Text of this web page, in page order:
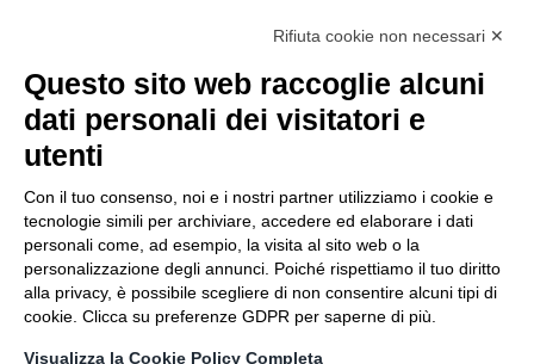
REA Modena 01/02/2005 N. 346879
Email:info@netly.it
PEC:alchimiedigitali@pec.adigitali.it
Sitemap
SEGUICI SUI SOCIAL
SIAMO PARTNER DI
Rifiuta cookie non necessari ✕
Questo sito web raccoglie alcuni
dati personali dei visitatori e
utenti
Con il tuo consenso, noi e i nostri partner utilizziamo i cookie e
tecnologie simili per archiviare, accedere ed elaborare i dati
personali come, ad esempio, la visita al sito web o la
personalizzazione degli annunci. Poiché rispettiamo il tuo diritto
alla privacy, è possibile scegliere di non consentire alcuni tipi di
cookie. Clicca su preferenze GDPR per saperne di più.
Visualizza la Cookie Policy Completa